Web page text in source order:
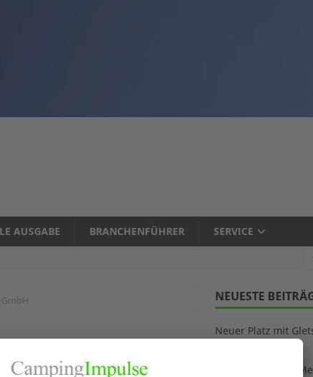
AUSGABE BRANCHENFÜHRER SERVICE
NEUESTE
Neuer Platz mit
Neue EU-Regeln: